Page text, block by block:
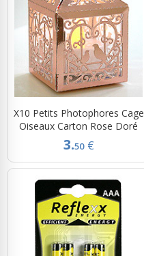
X10 Petits Photophores Cage
Oiseaux Carton Rose Doré
3.50 €